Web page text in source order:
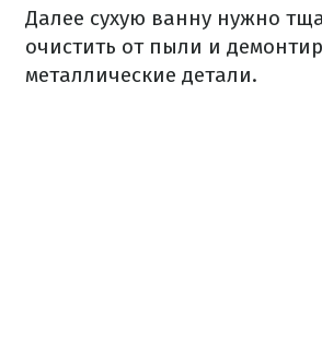
Далее сухую ванну нужно
очистить от пыли и
металлические детали.